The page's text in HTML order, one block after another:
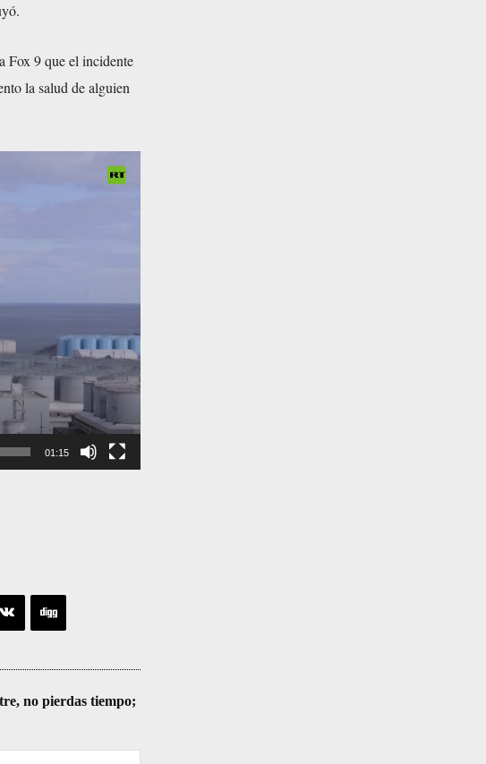
a Fox 9 que el incidente
la salud de alguien
01:15
no pierdas tiempo;